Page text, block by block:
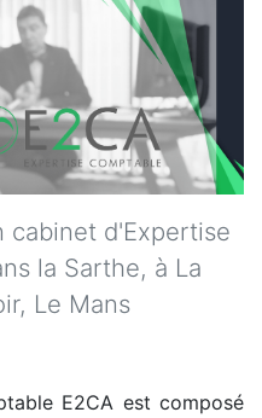
cabinet d'Expertise
la Sarthe, à La
Le Mans
E2CA est composé